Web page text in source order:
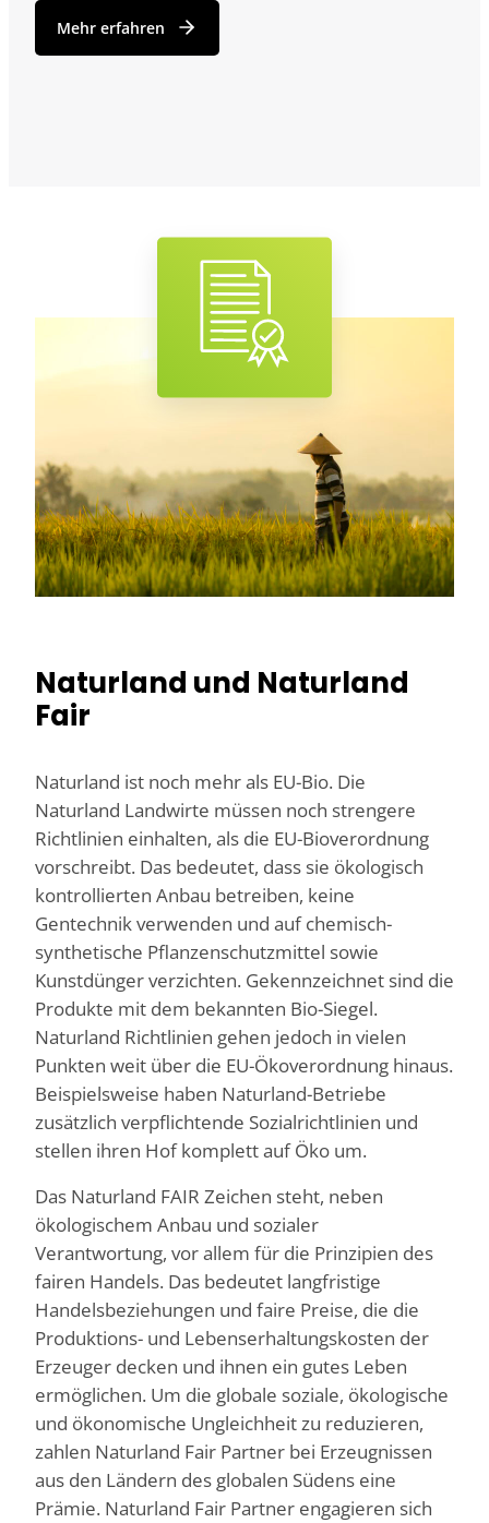
Mehr erfahren
Naturland und Naturland
Fair
Naturland ist noch mehr als EU-Bio. Die
Naturland Landwirte müssen noch strengere
Richtlinien einhalten, als die EU-Bioverordnung
vorschreibt. Das bedeutet, dass sie ökologisch
kontrollierten Anbau betreiben, keine
Gentechnik verwenden und auf chemisch-
synthetische Pflanzenschutzmittel sowie
Kunstdünger verzichten. Gekennzeichnet sind die
Produkte mit dem bekannten Bio-Siegel.
Naturland Richtlinien gehen jedoch in vielen
Punkten weit über die EU-Ökoverordnung hinaus.
Beispielsweise haben Naturland-Betriebe
zusätzlich verpflichtende Sozialrichtlinien und
stellen ihren Hof komplett auf Öko um.
Das Naturland FAIR Zeichen steht, neben
ökologischem Anbau und sozialer
Verantwortung, vor allem für die Prinzipien des
fairen Handels. Das bedeutet langfristige
Handelsbeziehungen und faire Preise, die die
Produktions- und Lebenserhaltungskosten der
Erzeuger decken und ihnen ein gutes Leben
ermöglichen. Um die globale soziale, ökologische
und ökonomische Ungleichheit zu reduzieren,
zahlen Naturland Fair Partner bei Erzeugnissen
aus den Ländern des globalen Südens eine
Prämie. Naturland Fair Partner engagieren sich